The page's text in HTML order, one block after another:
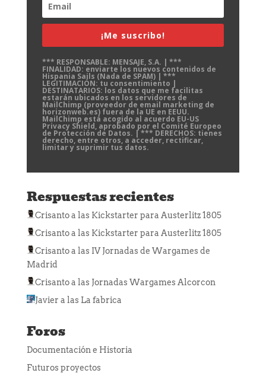
¡Me suscribo!
*** RESPONSABLE: MENSAJE, S.A. | ***
FINALIDAD: enviarte los nuevos contenidos de
Hispania Sails (Nada de SPAM) | ***
LEGITIMACIÓN: tu consentimiento |
DESTINATARIOS: los datos que me facilitas
estarán ubicados en los servidores de
MailChimp (proveedor de email marketing de
horizonweb.es) fuera de la UE en EEUU.
MailChimp está acogido al acuerdo EU-US
Privacy Shield, aprobado por el Comité Europeo
de Protección de Datos. | *** DERECHOS: tienes
derecho, entre otros, a acceder, rectificar,
limitar y suprimir tus datos.
Respuestas recientes
Crisantoa las Kickstarter para Austerlitz 1805
Crisantoa las Kickstarter para Austerlitz 1805
Crisantoa las IV Jornadas de Wargames de
Madrid
Crisantoa las Jornadas Wargames Alcorcon
Javier a las La fabrica
Foros
Documentación e Historia
Futuros proyectos